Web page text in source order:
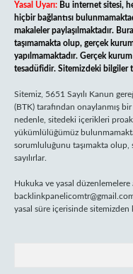
Yasal Uyarı: Bu internet sitesi,
hiçbir bağlantısı
makaleler paylaşılmaktadır.
taşımamakta olup, gerçek
yapılmamaktadır. Gerçek
tesadüfidir. Sitemizdeki bilgiler
Sitemiz, 5651 Sayılı Kanun
(BTK) tarafından onaylanmış
nedenle, sitedeki içerikleri
yükümlülüğümüz
sorumluluğunu taşımakta
sayılırlar.
Hukuka ve yasal
yasal süre içerisinde sitemizden